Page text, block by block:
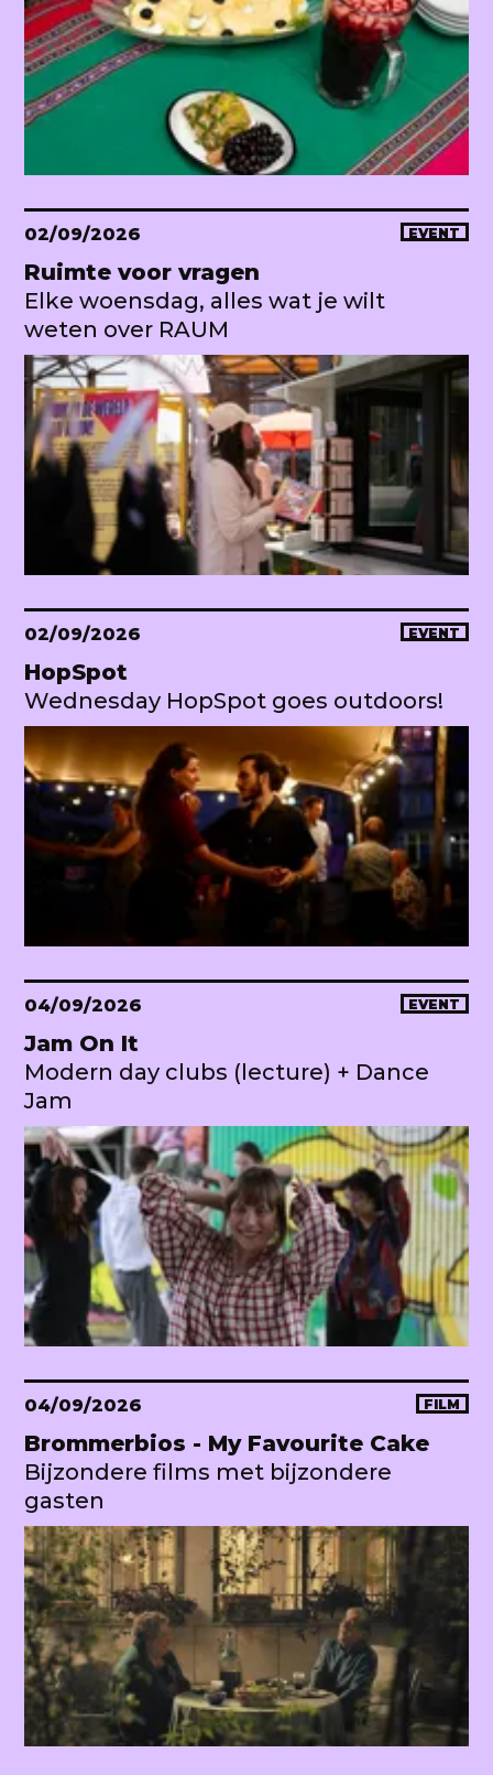
02/09/2026 EVENT
Ruimte voor vragen
Elke woensdag, alles wat je wilt
weten over RAUM
02/09/2026 EVENT
HopSpot
Wednesday HopSpot goes outdoors!
04/09/2026 EVENT
Jam On It
Modern day clubs (lecture) + Dance
Jam
04/09/2026 FILM
Brommerbios - My Favourite Cake
Bijzondere films met bijzondere
gasten